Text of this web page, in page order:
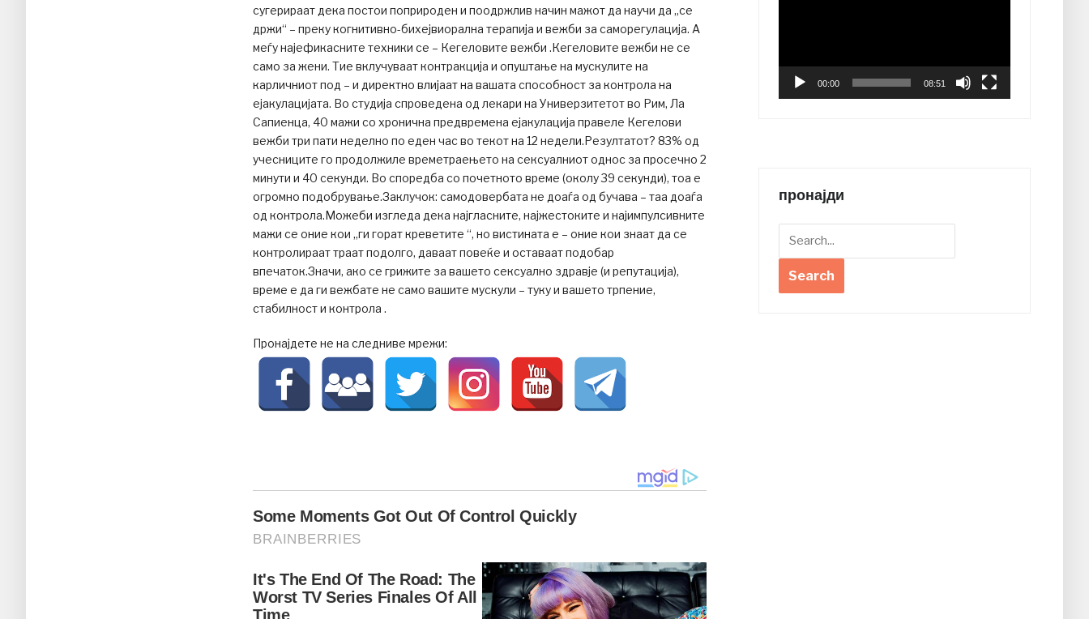
сугерираат дека постои поприроден и поодржлив начин мажот да научи да „се
држи“ – преку когнитивно-бихејвиорална терапија и вежби за саморегулација. А
меѓу најефикасните техники се – Кегеловите вежби .Кегеловите вежби не се
само за жени. Тие вклучуваат контракција и опуштање на мускулите на
карличниот под – и директно влијаат на вашата способност за контрола на
ејакулацијата. Во студија спроведена од лекари на Универзитетот во Рим, Ла
Сапиенца, 40 мажи со хронична предвремена ејакулација правеле Кегелови
вежби три пати неделно по еден час во текот на 12 недели.Резултатот? 83% од
учесниците го продолжиле времетраењето на сексуалниот однос за просечно 2
минути и 40 секунди. Во споредба со почетното време (околу 39 секунди), тоа е
огромно подобрување.Заклучок: самодовербата не доаѓа од бучава – таа доаѓа
од контрола.Можеби изгледа дека најгласните, најжестоките и најимпулсивните
мажи се оние кои „ги горат креветите “, но вистината е – оние кои знаат да се
контролираат траат подолго, даваат повеќе и оставаат подобар
впечаток.Значи, ако се грижите за вашето сексуално здравје (и репутација),
време е да ги вежбате не само вашите мускули – туку и вашето трпение,
стабилност и контрола .
Пронајдете не на следниве мрежи:
00:00 08:51
пронајди